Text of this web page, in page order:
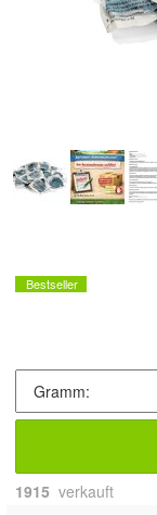
Bestseller
1915 verkauft